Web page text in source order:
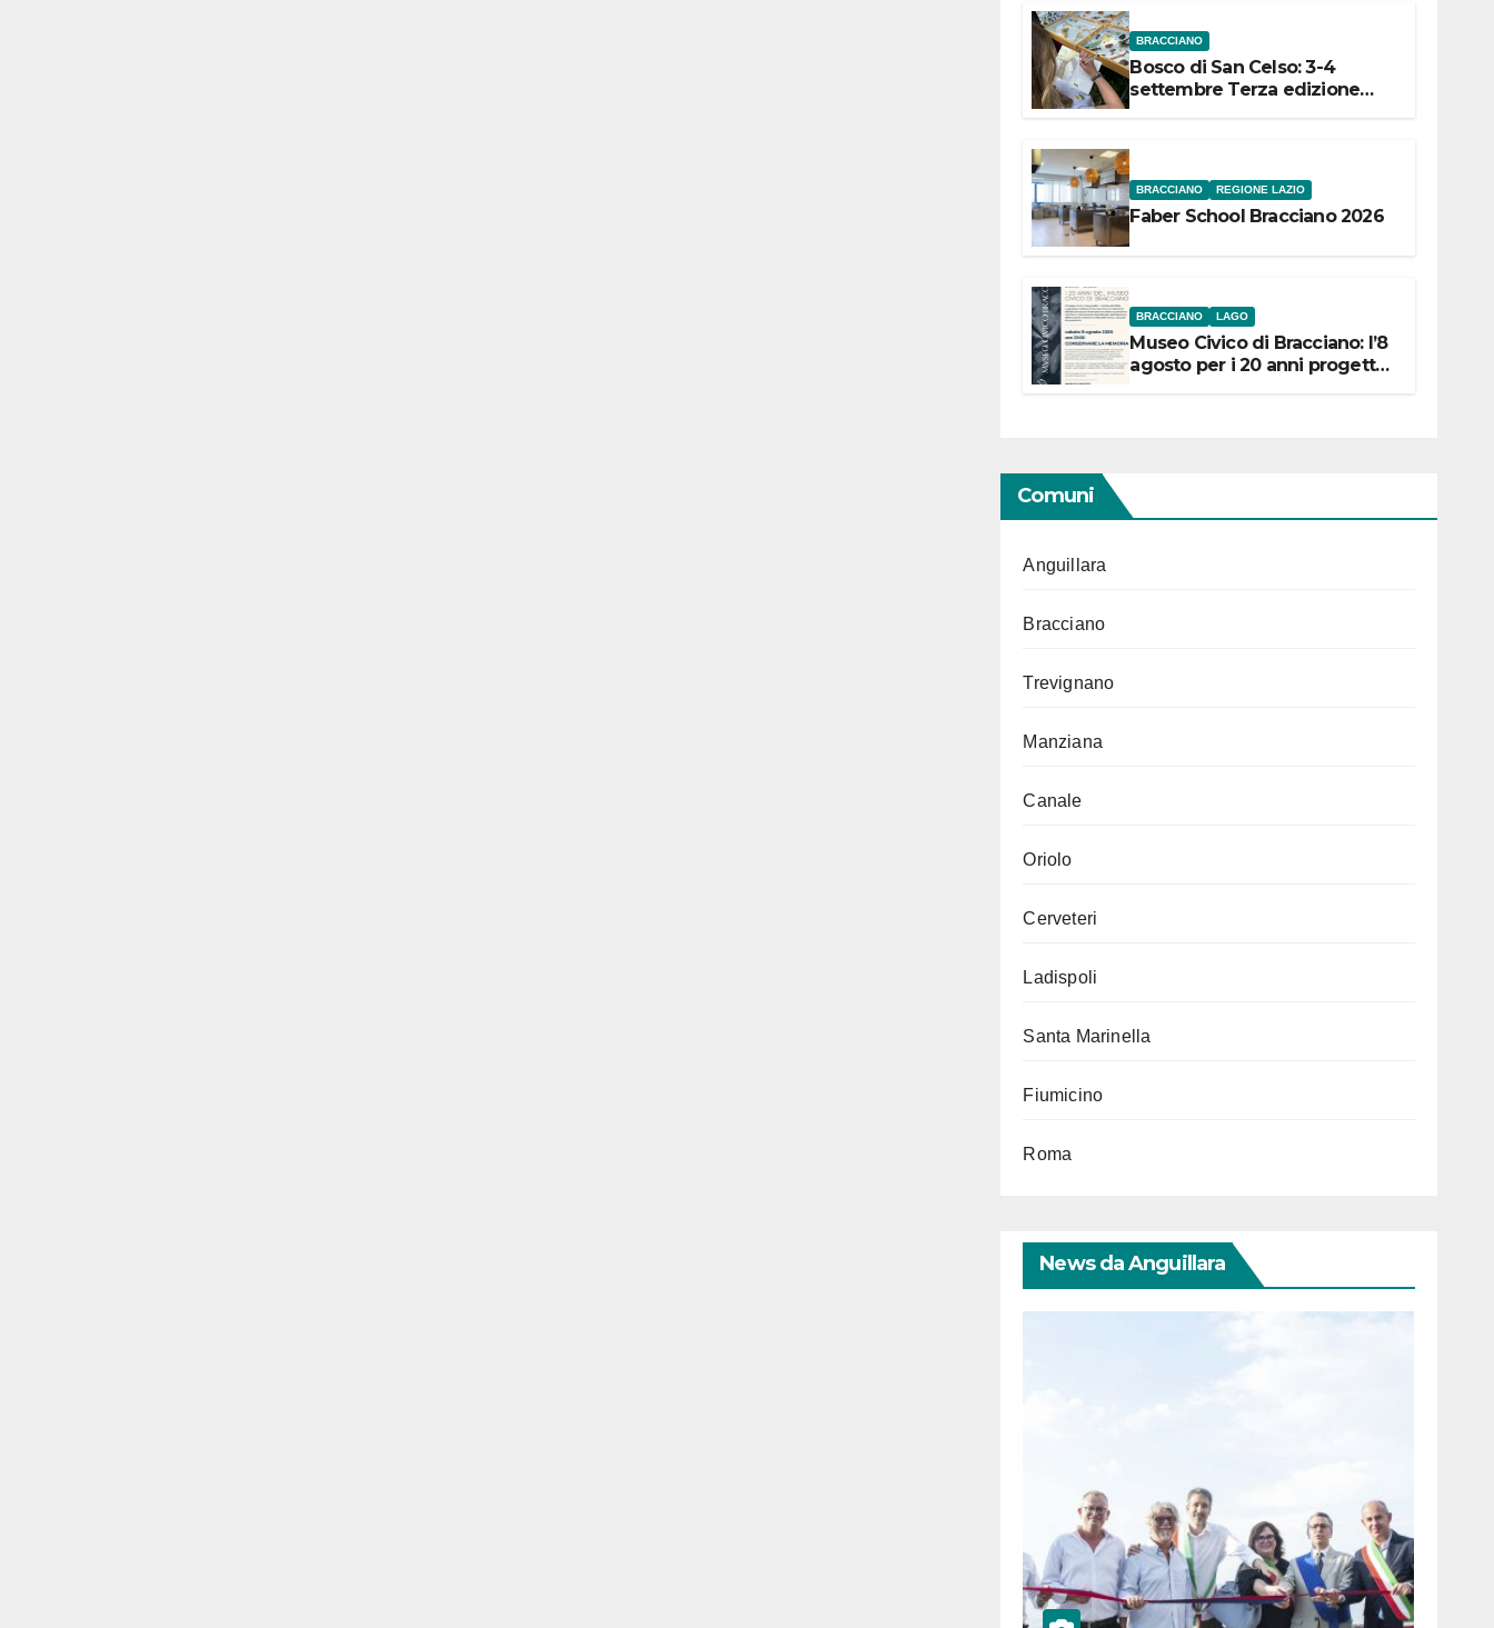
BRACCIANO
Bosco di San Celso: 3-4
settembre Terza edizione
BRACCIANO REGIONE LAZIO
Faber School Bracciano 2026
BRACCIANO LAGO
Museo Civico di Bracciano: l’8
agosto per i 20 anni progetto
Comuni
Anguillara
Bracciano
Trevignano
Manziana
Canale
Oriolo
Cerveteri
Ladispoli
Santa Marinella
Fiumicino
Roma
News da Anguillara